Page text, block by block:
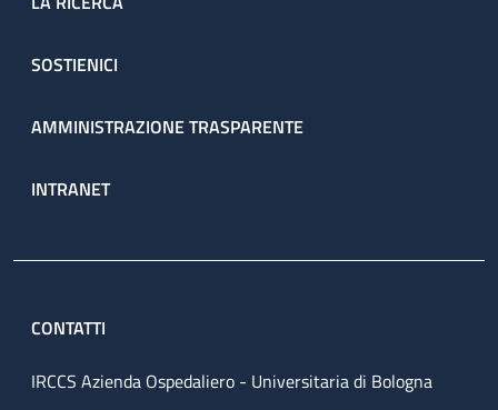
SOSTIENICI
AMMINISTRAZIONE TRASPARENTE
INTRANET
CONTATTI
IRCCS Azienda Ospedaliero - Universitaria di Bologna